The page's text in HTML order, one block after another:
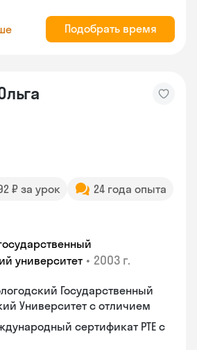
Подобрать время
₽ за урок
24 года опыта
университет • 2003 г.
Государственный
Университет с отличием
сертификат PTE с